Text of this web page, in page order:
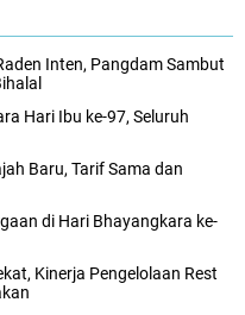
Inten, Pangdam Sambut
Hari Ibu ke-97, Seluruh
Baru, Tarif Sama dan
di Hari Bhayangkara ke-
Kinerja Pengelolaan Rest